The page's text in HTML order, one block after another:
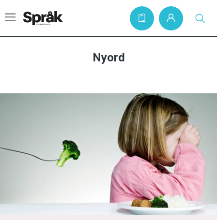
Artiklar
Skrivtips
Bokrecensioner
Podden
Nyord